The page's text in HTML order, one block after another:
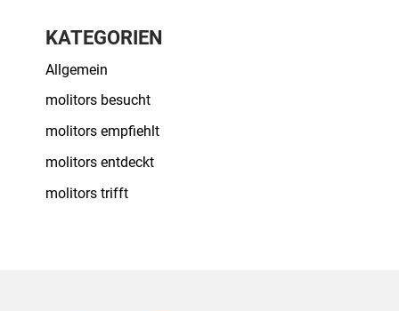
KATEGORIEN
Allgemein
molitors besucht
molitors empfiehlt
molitors entdeckt
molitors trifft